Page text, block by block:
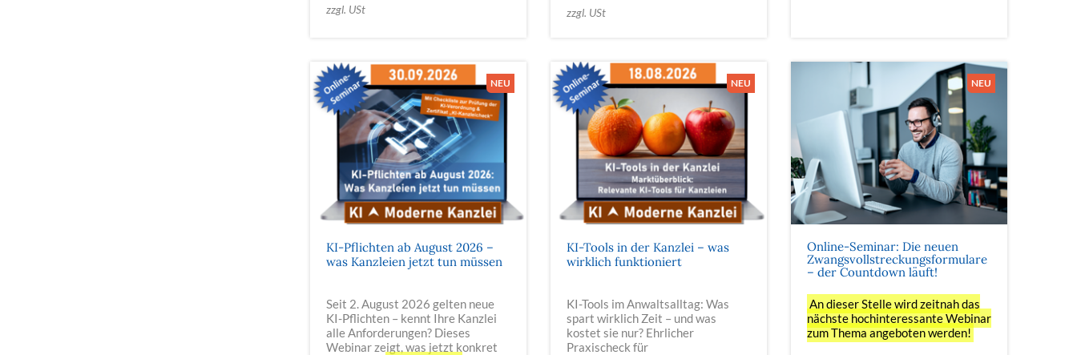
zzgl. USt zzgl. USt
KI-Pflichten ab August 2026 –
was Kanzleien jetzt tun müssen
Seit 2. August 2026 gelten neue
KI-Pflichten – kennt Ihre Kanzlei
alle Anforderungen? Dieses
Webinar zeigt, was jetzt konkret
KI-Tools in der Kanzlei – was
wirklich funktioniert
KI-Tools im Anwaltsalltag: Was
spart wirklich Zeit – und was
kostet sie nur? Ehrlicher
Praxischeck für
Online-Seminar: Die neuen
Zwangsvollstreckungsformulare
– der Countdown läuft!
An dieser Stelle wird zeitnah das
nächste hochinteressante Webinar
zum Thema angeboten werden!